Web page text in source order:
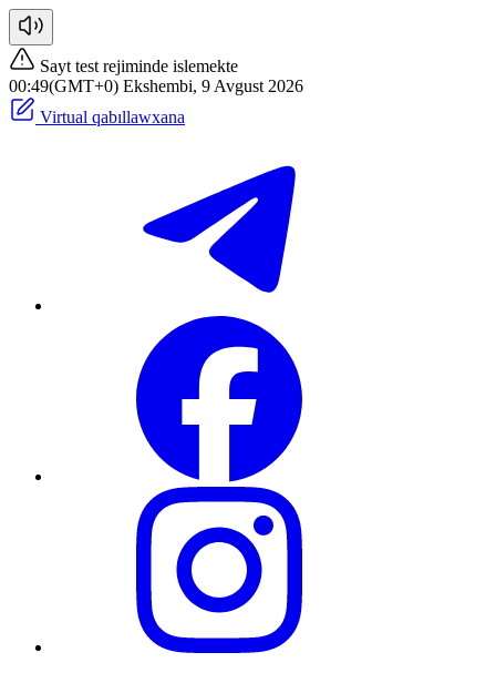
Sayt test rejiminde islemekte
00:49(GMT+0) Ekshembi, 9 Avgust 2026
Virtual qabıllawxana